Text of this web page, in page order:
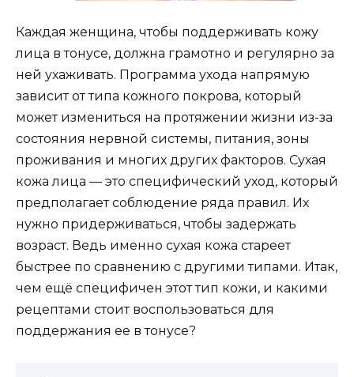
Каждая женщина, чтобы поддерживать кожу
лица в тонусе, должна грамотно и регулярно за
ней ухаживать. Программа ухода напрямую
зависит от типа кожного покрова, который
может измениться на протяжении жизни из-за
состояния нервной системы, питания, зоны
проживания и многих других факторов. Сухая
кожа лица — это специфический уход, который
предполагает соблюдение ряда правил. Их
нужно придерживаться, чтобы задержать
возраст. Ведь именно сухая кожа стареет
быстрее по сравнению с другими типами. Итак,
чем ещё специфичен этот тип кожи, и какими
рецептами стоит воспользоваться для
поддержания ее в тонусе?